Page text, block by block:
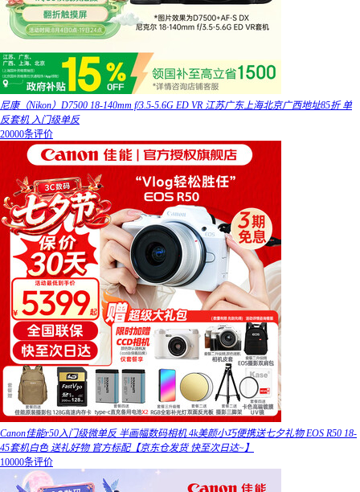
尼康（Nikon）D7500 18-140mm f/3.5-5.6G ED VR 江苏广东上海北京广西地址85折 单
反套机 入门级单反
20000条评价
Canon佳能r50入门级微单反 半画幅数码相机 4k美颜小巧便携送七夕礼物 EOS R50 18-
45套机白色 送礼好物 官方标配【京东仓发货 快至次日达~】
10000条评价